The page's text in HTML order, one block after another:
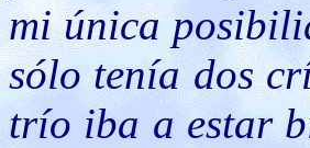
mi única
sólo tenía dos
trío iba a estar